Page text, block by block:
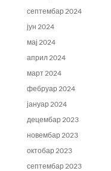
септембар 2024
јун 2024
мај 2024
април 2024
март 2024
фебруар 2024
јануар 2024
децембар 2023
новембар 2023
октобар 2023
септембар 2023